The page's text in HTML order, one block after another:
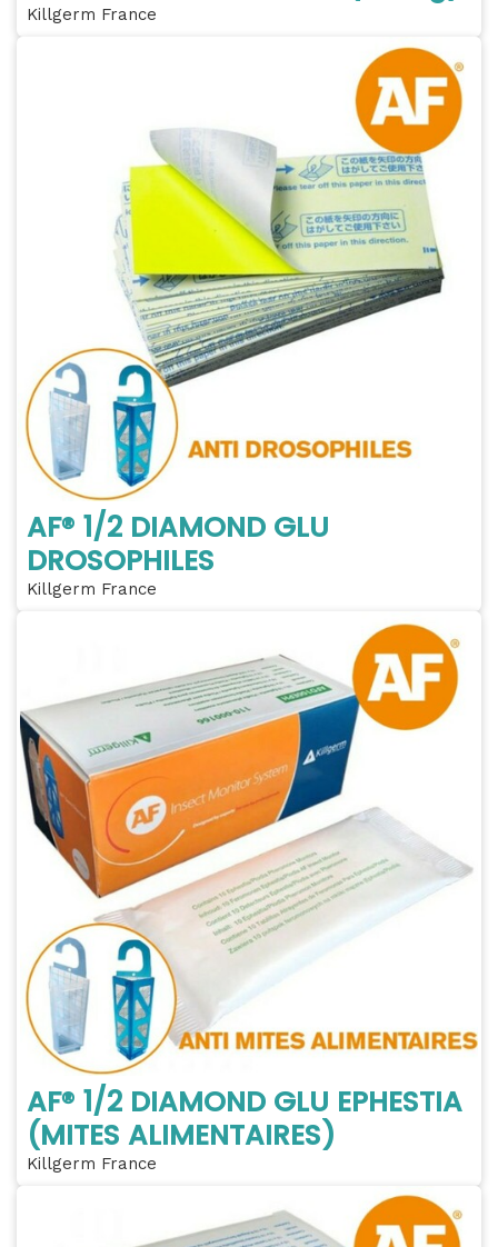
Killgerm France
AF® 1/2 DIAMOND GLU
DROSOPHILES
Killgerm France
AF® 1/2 DIAMOND GLU EPHESTIA
(MITES ALIMENTAIRES)
Killgerm France